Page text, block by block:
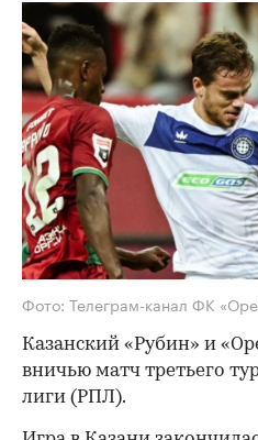
Фото: Телеграм-канал ФК
Казанский «Рубин» и
вничью матч третьего
лиги (РПЛ).